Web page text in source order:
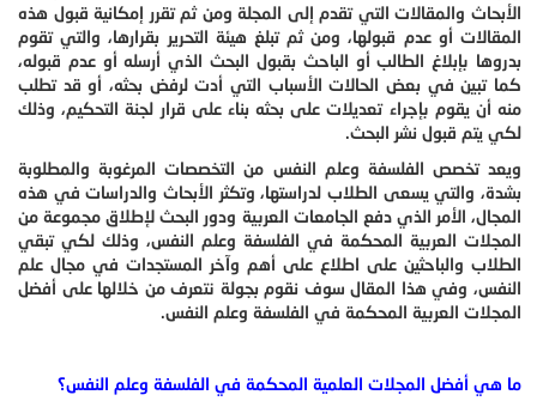
الأبحاث والمقالات التي تقدم إلى المجلة ومن ثم تقرر إمكانية قبول هذه
المقالات أو عدم قبولها، ومن ثم تبلغ هيئة التحرير بقرارها، والتي تقوم
بدروها بإبلاغ الطالب أو الباحث بقبول البحث الذي أرسله أو عدم قبوله،
كما تبين في بعض الحالات الأسباب التي أدت لرفض بحثه، أو قد تطلب
منه أن يقوم بإجراء تعديلات على بحثه بناء على قرار لجنة التحكيم، وذلك
لكي يتم قبول نشر البحث.
ويعد تخصص الفلسفة وعلم النفس من التخصصات المرغوبة والمطلوبة
بشدة، والتي يسعى الطلاب لدراستها، وتكثر الأبحاث والدراسات في هذه
المجال، الأمر الذي دفع الجامعات العربية ودور البحث لإطلاق مجموعة من
المجلات العربية المحكمة في الفلسفة وعلم النفس، وذلك لكي تبقي
الطلاب والباحثين على اطلاع على أهم وآخر المستجدات في مجال علم
النفس، وفي هذا المقال سوف نقوم بجولة نتعرف من خلالها على أفضل
المجلات العربية المحكمة في الفلسفة وعلم النفس.
ما هي أفضل المجلات العلمية المحكمة في الفلسفة وعلم النفس؟